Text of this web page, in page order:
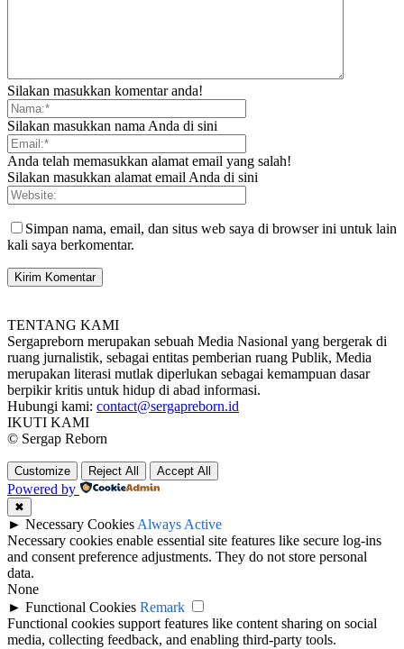
Silakan masukkan komentar anda!
Silakan masukkan nama Anda di sini
Anda telah memasukkan alamat email yang salah!
Silakan masukkan alamat email Anda di sini
Simpan nama, email, dan situs web saya di browser ini untuk lain
kali saya berkomentar.
TENTANG KAMI
Sergapreborn merupakan sebuah Media Nasional yang bergerak di
ruang jurnalistik, sebagai entitas pemberian ruang Publik, Media
merupakan literasi mutlak diperlukan sebagai kemampuan dasar
berpikir kritis untuk hidup di abad informasi.
Hubungi kami: contact@sergapreborn.id
IKUTI KAMI
© Sergap Reborn
Customize Reject All Accept All
Powered by
✖
► Necessary Cookies Always Active
Necessary cookies enable essential site features like secure log-ins
and consent preference adjustments. They do not store personal
data.
None
► Functional Cookies Remark
Functional cookies support features like content sharing on social
media, collecting feedback, and enabling third-party tools.